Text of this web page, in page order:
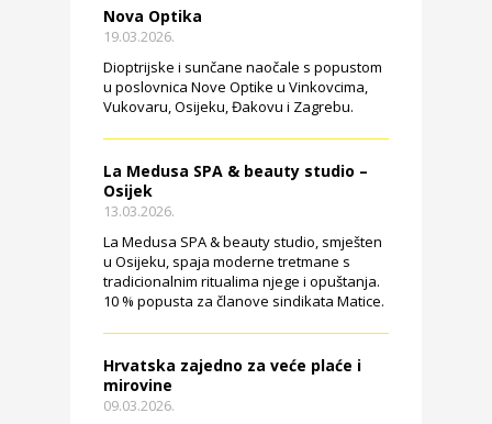
Nova Optika
19.03.2026.
Dioptrijske i sunčane naočale s popustom
u poslovnica Nove Optike u Vinkovcima,
Vukovaru, Osijeku, Đakovu i Zagrebu.
La Medusa SPA & beauty studio –
Osijek
13.03.2026.
La Medusa SPA & beauty studio, smješten
u Osijeku, spaja moderne tretmane s
tradicionalnim ritualima njege i opuštanja.
10 % popusta za članove sindikata Matice.
Hrvatska zajedno za veće plaće i
mirovine
09.03.2026.